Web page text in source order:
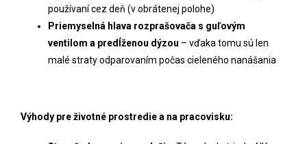
používaní cez deň (v obrátenej polohe)
Priemyselná hlava rozprašovača s guľovým
ventilom a predĺženou dýzou – vďaka tomu sú len
malé straty odparovaním počas cieleného nanášania
Výhody pre životné prostredie a na pracovisku: